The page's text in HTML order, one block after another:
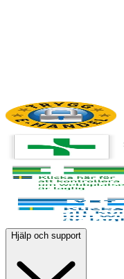
Hjälp och support